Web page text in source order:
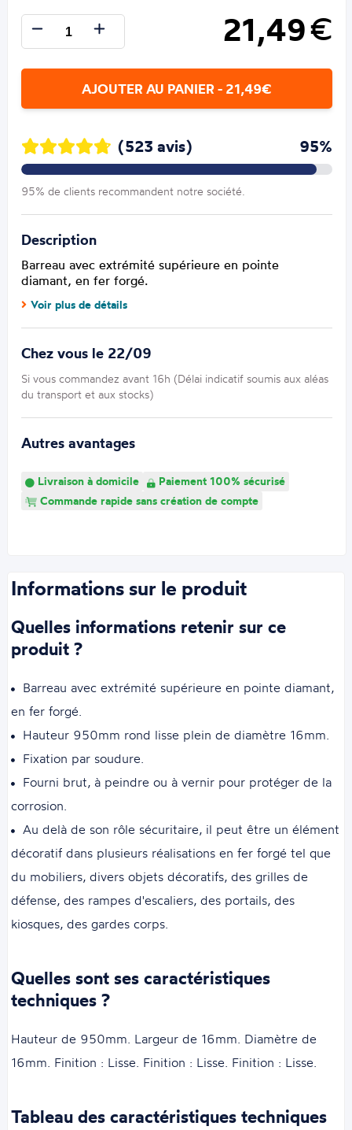
21,49€
AJOUTER AU PANIER - 21,49€
(523 avis) 95%
95% de clients recommandent notre société.
Description
Barreau avec extrémité supérieure en pointe
diamant, en fer forgé.
Voir plus de détails
Chez vous le 22/09
Si vous commandez avant 16h (Délai indicatif soumis aux aléas
du transport et aux stocks)
Autres avantages
Livraison à domicile
Paiement 100% sécurisé
Commande rapide sans création de compte
Informations sur le produit
Quelles informations retenir sur ce
produit ?
Barreau avec extrémité supérieure en pointe diamant,
en fer forgé.
Hauteur 950mm rond lisse plein de diamètre 16mm.
Fixation par soudure.
Fourni brut, à peindre ou à vernir pour protéger de la
corrosion.
Au delà de son rôle sécuritaire, il peut être un élément
décoratif dans plusieurs réalisations en fer forgé tel que
du mobiliers, divers objets décoratifs, des grilles de
défense, des rampes d'escaliers, des portails, des
kiosques, des gardes corps.
Quelles sont ses caractéristiques
techniques ?
Hauteur de 950mm. Largeur de 16mm. Diamètre de
16mm. Finition : Lisse. Finition : Lisse. Finition : Lisse.
Tableau des caractéristiques techniques